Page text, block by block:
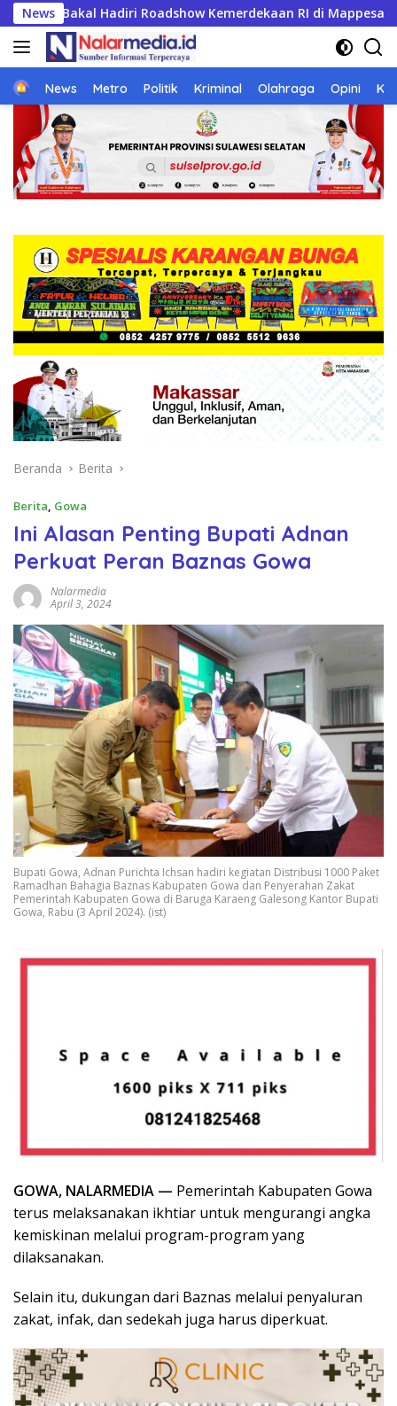
Langsung
ke
konten
News
RI di Mappesangka Bone Besok, Ratusan Doorprize Siap
Home
News Metro Politik Kriminal Olahraga Opini
Beranda Berita
Berita, Gowa
Ini Alasan Penting Bupati Adnan
Perkuat Peran Baznas Gowa
Nalarmedia
April 3, 2024
Bupati Gowa, Adnan Purichta Ichsan hadiri kegiatan Distribusi 1000 Paket
Ramadhan Bahagia Baznas Kabupaten Gowa dan Penyerahan Zakat
Pemerintah Kabupaten Gowa di Baruga Karaeng Galesong Kantor Bupati
Gowa, Rabu (3 April 2024). (ist)
GOWA, NALARMEDIA — Pemerintah Kabupaten Gowa
terus melaksanakan ikhtiar untuk mengurangi angka
kemiskinan melalui program-program yang
dilaksanakan.
Selain itu, dukungan dari Baznas melalui penyaluran
zakat, infak, dan sedekah juga harus diperkuat.